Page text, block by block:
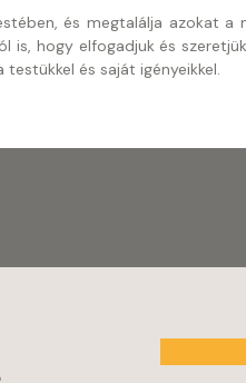
és megtalálja azokat
is, hogy elfogadjuk és
és saját igényeikkel.